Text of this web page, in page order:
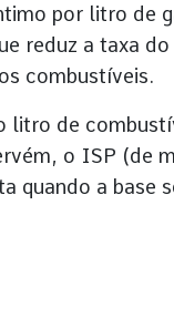
por litro de
reduz a taxa
combustíveis.
litro de
o ISP (de
quando a base